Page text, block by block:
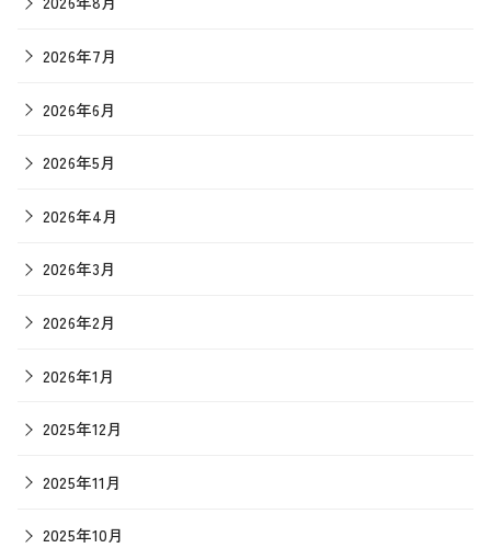
2026年7月
2026年6月
2026年5月
2026年4月
2026年3月
2026年2月
2026年1月
2025年12月
2025年11月
2025年10月